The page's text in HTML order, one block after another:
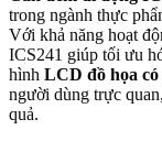
trong ngành thực
Với khả năng hoạt
ICS241 giúp tối ưu
hình LCD đồ họa có
người dùng trực
quả.